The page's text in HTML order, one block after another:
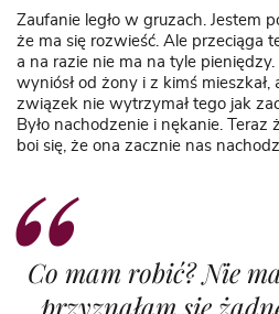
Zaufanie legło w gruzach. Jestem
że ma się rozwieść. Ale przeciąga
a na razie nie ma na tyle
wyniósł od żony i z kimś mieszkał,
związek nie wytrzymał tego jak
Było nachodzenie i nękanie.
boi się, że ona zacznie nas
Co mam robić? Nie
przyznałam się